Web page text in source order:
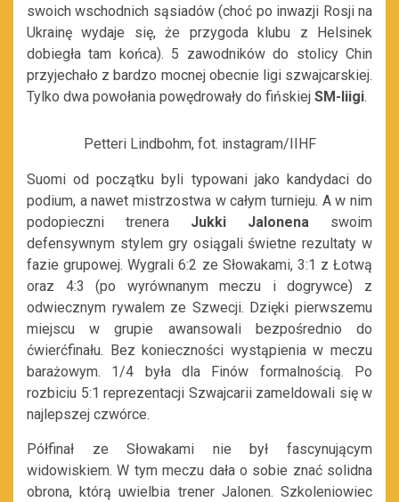
swoich wschodnich sąsiadów (choć po inwazji Rosji na
Ukrainę wydaje się, że przygoda klubu z Helsinek
dobiegła tam końca). 5 zawodników do stolicy Chin
przyjechało z bardzo mocnej obecnie ligi szwajcarskiej.
Tylko dwa powołania powędrowały do fińskiej SM-liigi.
Petteri Lindbohm, fot. instagram/IIHF
Suomi od początku byli typowani jako kandydaci do
podium, a nawet mistrzostwa w całym turnieju. A w nim
podopieczni trenera Jukki Jalonena swoim
defensywnym stylem gry osiągali świetne rezultaty w
fazie grupowej. Wygrali 6:2 ze Słowakami, 3:1 z Łotwą
oraz 4:3 (po wyrównanym meczu i dogrywce) z
odwiecznym rywalem ze Szwecji. Dzięki pierwszemu
miejscu w grupie awansowali bezpośrednio do
ćwierćfinału. Bez konieczności wystąpienia w meczu
barażowym. 1/4 była dla Finów formalnością. Po
rozbiciu 5:1 reprezentacji Szwajcarii zameldowali się w
najlepszej czwórce.
Półfinał ze Słowakami nie był fascynującym
widowiskiem. W tym meczu dała o sobie znać solidna
obrona, którą uwielbia trener Jalonen. Szkoleniowiec